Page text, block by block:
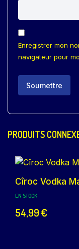
Enregistrer mon
navigateur pour
PRODUITS
Cîroc Vodka
EN STOCK
54,99€